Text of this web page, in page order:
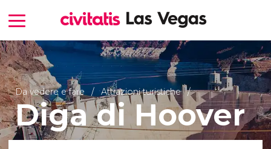
Da vedere e fare Attrazioni turistiche
Diga di Hoover